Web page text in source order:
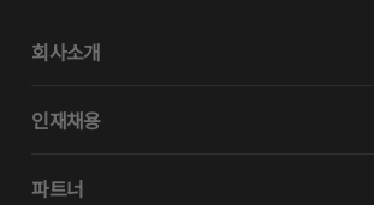
회사소개
인재채용
파트너